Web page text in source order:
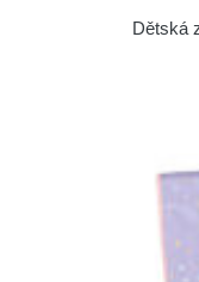
Dětská